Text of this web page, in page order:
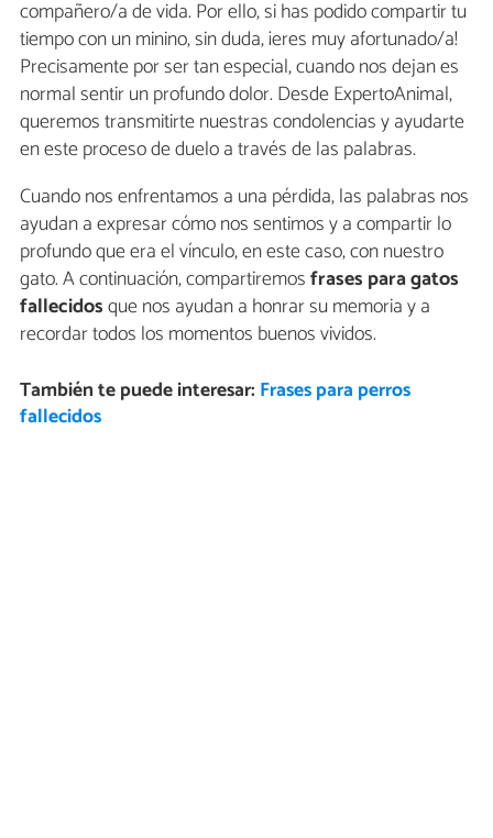
compañero/a de vida. Por ello, si has podido compartir tu
tiempo con un minino, sin duda, ¡eres muy afortunado/a!
Precisamente por ser tan especial, cuando nos dejan es
normal sentir un profundo dolor. Desde ExpertoAnimal,
queremos transmitirte nuestras condolencias y ayudarte
en este proceso de duelo a través de las palabras.
Cuando nos enfrentamos a una pérdida, las palabras nos
ayudan a expresar cómo nos sentimos y a compartir lo
profundo que era el vínculo, en este caso, con nuestro
gato. A continuación, compartiremosfrases para gatos
fallecidosque nos ayudan a honrar su memoria y a
recordar todos los momentos buenos vividos.
También te puede interesar: Frases para perros
fallecidos